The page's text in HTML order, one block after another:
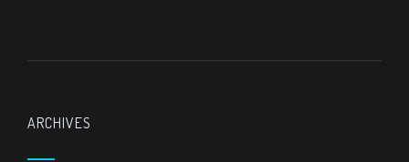
ARCHIVES